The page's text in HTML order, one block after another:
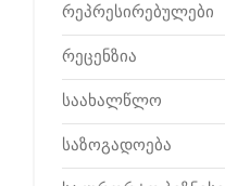
რეპრესირებულები
რეცენზია
საახალწლო
საზოგადოება